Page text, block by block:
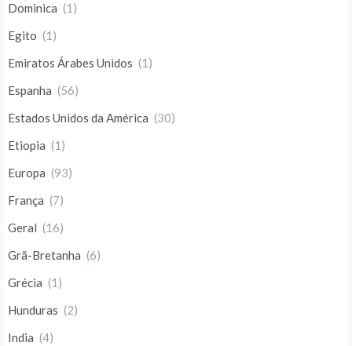
Dominica (1)
Egito (1)
Emiratos Árabes Unidos (1)
Espanha (56)
Estados Unidos da América (30)
Etiopia (1)
Europa (93)
França (7)
Geral (16)
Grã-Bretanha (6)
Grécia (1)
Hunduras (2)
India (4)